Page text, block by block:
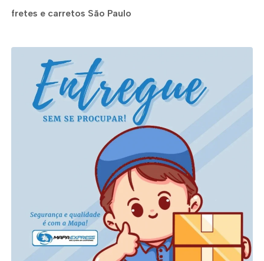
fretes e carretos São Paulo